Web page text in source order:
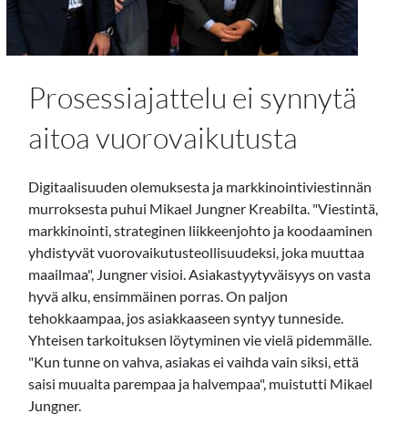
Prosessiajattelu ei synnytä
aitoa vuorovaikutusta
Digitaalisuuden olemuksesta ja markkinointiviestinnän
murroksesta puhui Mikael Jungner Kreabilta. "Viestintä,
markkinointi, strateginen liikkeenjohto ja koodaaminen
yhdistyvät vuorovaikutusteollisuudeksi, joka muuttaa
maailmaa", Jungner visioi. Asiakastyytyväisyys on vasta
hyvä alku, ensimmäinen porras. On paljon
tehokkaampaa, jos asiakkaaseen syntyy tunneside.
Yhteisen tarkoituksen löytyminen vie vielä pidemmälle.
"Kun tunne on vahva, asiakas ei vaihda vain siksi, että
saisi muualta parempaa ja halvempaa", muistutti Mikael
Jungner.